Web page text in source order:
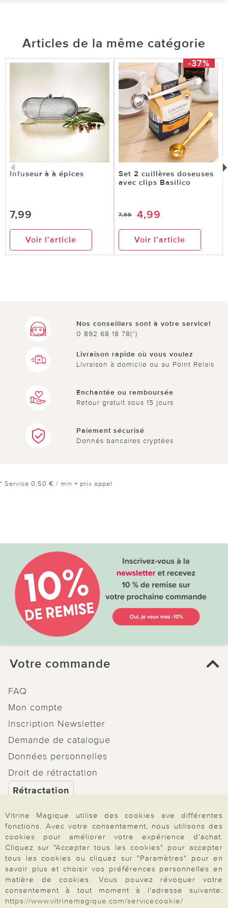
Articles de la même catégorie
Infuseur à à épices
7,99
Voir l’article
-37%
Set 2 cuillères doseuses
avec clips Basilico
7,99 4,99
Voir l’article
Nos conseillers sont à votre service!
0 892 68 18 78(*)
Livraison rapide où vous voulez
Livraison à domicile ou au Point Relais
Enchantée ou remboursée
Retour gratuit sous 15 jours
Paiement sécurisé
Donnés bancaires cryptées
* Service 0,50 € / min + prix appel
Votre commande
FAQ
Mon compte
Inscription Newsletter
Demande de catalogue
Données personnelles
Droit de rétractation
Rétractation
Paiement & Livraison
À propos de nous
Vitrine Magique utilise des cookies ave différentes
fonctions. Avec votre consentement, nous utilisons des
cookies pour améliorer votre expérience d'achat.
Cliquez sur "Accepter tous les cookies" pour accepter
tous les cookies ou cliquez sur "Paramètres" pour en
savoir plus et choisir vos préférences personnelles en
matière de cookies. Vous pouvez révoquer votre
consentement à tout moment à l'adresse suivante:
https://www.vitrinemagique.com/servicecookie/